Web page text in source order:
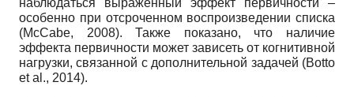
наблюдаться выраженный эффект первичности –
особенно при отсроченном воспроизведении списка
(McCabe, 2008). Также показано, что наличие
эффекта первичности может зависеть от когнитивной
нагрузки, связанной с дополнительной задачей (Botto
et al., 2014).